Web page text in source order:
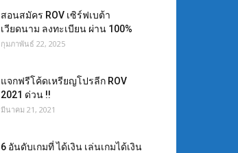
สอนสมัคร ROV เซิร์ฟเบต้า
เวียดนาม ลงทะเบียน ผ่าน 100%
กุมภาพันธ์ 22, 2025
แจกฟรีโค้ดเหรียญโปรลีก ROV
2021 ด่วน !!
มีนาคม 21, 2021
6 อันดับเกมที่ ได้เงิน เล่นเกมได้เงิน